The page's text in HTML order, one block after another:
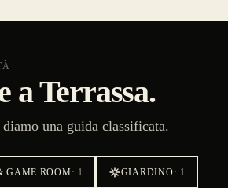
a Terrassa.
una guida classificata.
GAME ROOM· 1 GIARDINO· 1